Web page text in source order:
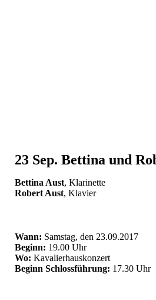
23 Sep. Bettina und
Bettina Aust, Klarinette
Robert Aust, Klavier
Wann: Samstag, den 23.09.2017
Beginn: 19.00 Uhr
Wo: Kavalierhauskonzert
Beginn Schlossführung: 17.30 Uhr